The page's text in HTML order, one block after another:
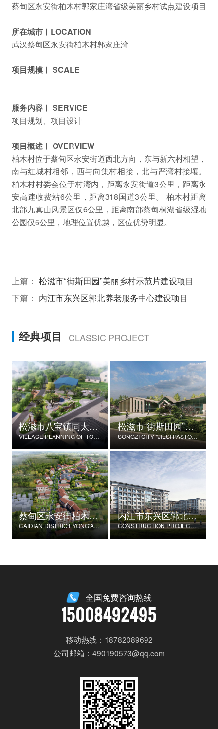
蔡甸区永安街柏木村郭家庄湾省级美丽乡村试点建设项目
所在城市︱LOCATION
武汉蔡甸区永安街柏木村郭家庄湾
项目规模︱ SCALE
服务内容︱ SERVICE
项目规划、项目设计
项目概述︱ OVERVIEW
柏木村位于蔡甸区永安街道西北方向，东与新六村相望，
南与红城村相邻，西与向集村相接，北与严湾村接壤。
柏木村村委会位于村湾内，距离永安街道3公里，距离永
安高速收费站6公里，距离318国道3公里。 柏木村距离
北部九真山风景区仅6公里，距离南部蔡甸桐湖省级湿地
公园仅6公里，地理位置优越，区位优势明显。
上篇： 松滋市“街斯田园”美丽乡村示范片建设项目
下篇： 内江市东兴区郭北养老服务中心建设项目
经典项目 CLASSIC PROJECT
松滋市八宝镇同太湖村村庄规划
VILLAGE PLANNING OF TONGTAIHU VILLAGE, BABAO TOWN, SONGZI CITY
松滋市“街斯田园”美丽乡村示范片建设项目
SONGZI CITY "JIESI PASTORAL" BEAUTIFUL RURAL DEMONSTRATION FILM CONSTRUCTION PROJECT
蔡甸区永安街柏木村郭家庄湾省级美丽乡村试点建设项目
CAIDIAN DISTRICT YONG'AN STREET CYPRESS VILLAGE GUOJIAZHUANG BAY PROVINCIAL BEAUTIFUL VILLAGE PILOT CONSTRUCTION PROJECT
内江市东兴区郭北养老服务中心建设项目
CONSTRUCTION PROJECT OF GUOBEI ELDERLY SERVICE CENTER IN DONGXING DISTRICT, NEIJIANG CITY
全国免费咨询热线
15008492495
移动热线：18782089692
公司邮箱：490190573@qq.com